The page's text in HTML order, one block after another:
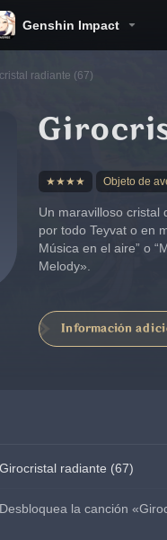
Genshin Impact
radiante (67)
★★★★ Objeto de
Un maravilloso cristal
por todo Teyvat o en
Música en el aire” o
Melody».
Información
Girocristal radiante (67)
Desbloquea la canción